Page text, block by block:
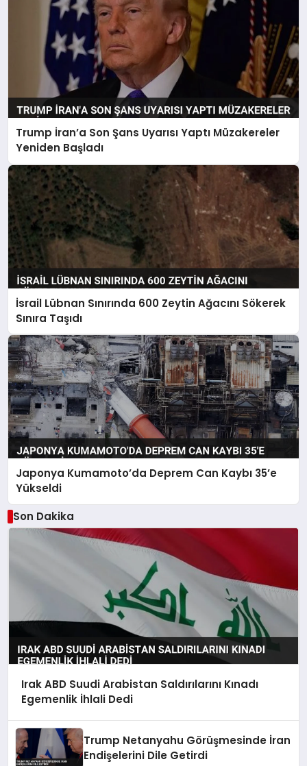
Trump İran’a Son Şans Uyarısı Yaptı Müzakereler
Yeniden Başladı
İsrail Lübnan Sınırında 600 Zeytin Ağacını Sökerek
Sınıra Taşıdı
Japonya Kumamoto’da Deprem Can Kaybı 35’e
Yükseldi
Son Dakika
Irak ABD Suudi Arabistan Saldırılarını Kınadı
Egemenlik İhlali Dedi
Trump Netanyahu Görüşmesinde İran
Endişelerini Dile Getirdi